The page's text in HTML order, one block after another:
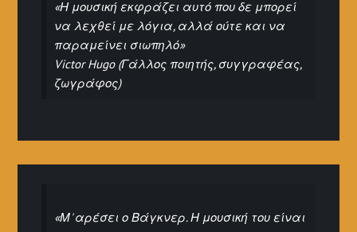
«Η μουσική εκφράζει αυτό που δε μπορεί
να λεχθεί με λόγια, αλλά ούτε και να
παραμείνει σιωπηλό»
Victor Hugo (Γάλλος ποιητής, συγγραφέας,
ζωγράφος)
«Μ' αρέσει ο Βάγκνερ. Η μουσική του είναι